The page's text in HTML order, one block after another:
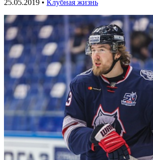
25.05.2019 • Клубная жизнь